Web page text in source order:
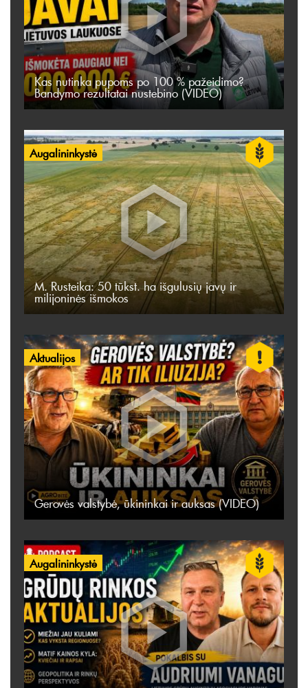
Kas nutinka pupoms po 100 % pažeidimo?
Bandymo rezultatai nustebino (VIDEO)
Augalininkystė
M. Rusteika: 50 tūkst. ha išgulusių javų ir
milijoninės išmokos
Aktualijos
Gerovės valstybė, ūkininkai ir auksas (VIDEO)
Augalininkystė